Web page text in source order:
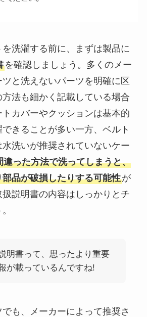
洗濯する前に、まずは製品に
を確認しましょう。多くのメー
と洗えないパーツを明確に区
法も細かく記載している場合
カバーやクッションは基本的
きることが多い一方、ベルト
洗いが推奨されていないケー
違った方法で洗ってしまうと、
品が破損したりする可能性が
説明書の内容はしっかりとチ
明書って、思ったより重要
が載っているんですね!
も、メーカーによって推奨さ